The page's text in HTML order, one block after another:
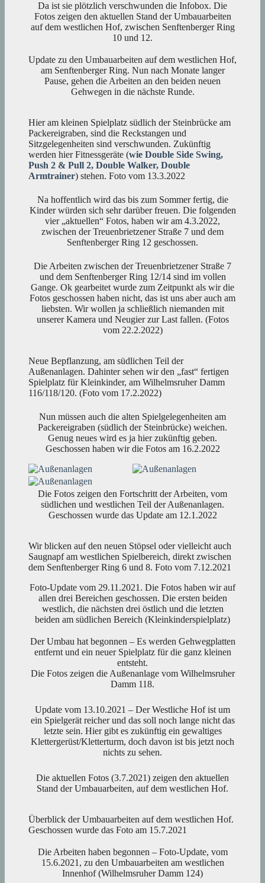
Da ist sie plötzlich verschwunden die Infobox. Die
Fotos zeigen den aktuellen Stand der Umbauarbeiten
auf dem westlichen Hof, zwischen Senftenberger Ring
10 und 12.
Update zu den Umbauarbeiten auf dem westlichen Hof,
am Senftenberger Ring. Nun nach Monate langer
Pause, gehen die Arbeiten an den beiden neuen
Gehwegen in die nächste Runde.
Hier am kleinen Spielplatz südlich der Steinbrücke am
Packereigraben, sind die Reckstangen und
Sitzgelegenheiten sind verschwunden. Zukünftig
werden hier Fitnessgeräte (wie Double Side Swing,
Push 2 & Pull 2, Double Walker, Double
Armtrainer) stehen. Foto vom 13.3.2022
Na hoffentlich wird das bis zum Sommer fertig, die
Kinder würden sich sehr darüber freuen. Die folgenden
vier „aktuellen“ Fotos, haben wir am 4.3.2022,
zwischen der Treuenbrietzener Straße 7 und dem
Senftenberger Ring 12 geschossen.
Die Arbeiten zwischen der Treuenbrietzener Straße 7
und dem Senftenberger Ring 12/14 sind im vollen
Gange. Ok gearbeitet wurde zum Zeitpunkt als wir die
Fotos geschossen haben nicht, das ist uns aber auch am
liebsten. Wir wollen ja schließlich niemanden mit
unserer Kamera und Neugier zur Last fallen. (Fotos
vom 22.2.2022)
Neue Bepflanzung, am südlichen Teil der
Außenanlagen. Dahinter sehen wir den „fast“ fertigen
Spielplatz für Kleinkinder, am Wilhelmsruher Damm
116/118/120. (Foto vom 17.2.2022)
Nun müssen auch die alten Spielgelegenheiten am
Packereigraben (südlich der Steinbrücke) weichen.
Genug neues wird es ja hier zukünftig geben.
Geschossen haben wir die Fotos am 16.2.2022
Die Fotos zeigen den Fortschritt der Arbeiten, vom
südlichen und westlichen Teil der Außenanlagen.
Geschossen wurde das Update am 12.1.2022
Wir blicken auf den neuen Stöpsel oder vielleicht auch
Saugnapf am westlichen Spielbereich, direkt zwischen
dem Senftenberger Ring 6 und 8. Foto vom 7.12.2021
Foto-Update vom 29.11.2021. Die Fotos haben wir auf
allen drei Bereichen geschossen. Die ersten beiden
westlich, die nächsten drei östlich und die letzten
beiden am südlichen Bereich (Kleinkinderspielplatz)
Der Umbau hat begonnen – Es werden Gehwegplatten
entfernt und ein neuer Spielplatz für die ganz kleinen
entsteht.
Die Fotos zeigen die Außenanlage vom Wilhelmsruher
Damm 118.
Update vom 13.10.2021 – Der Westliche Hof ist um
ein Spielgerät reicher und das soll noch lange nicht das
letzte sein. Hier gibt es zukünftig ein gewaltiges
Klettergerüst/Kletterturm, doch davon ist bis jetzt noch
nichts zu sehen.
Die aktuellen Fotos (3.7.2021) zeigen den aktuellen
Stand der Umbauarbeiten, auf dem westlichen Hof.
Überblick der Umbauarbeiten auf dem westlichen Hof.
Geschossen wurde das Foto am 15.7.2021
Die Arbeiten haben begonnen – Foto-Update, vom
15.6.2021, zu den Umbauarbeiten am westlichen
Innenhof (Wilhelmsruher Damm 124)